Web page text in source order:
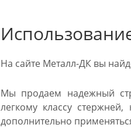
На сайте Металл-ДК вы
Мы продаем надежный
легкому классу
дополнительно